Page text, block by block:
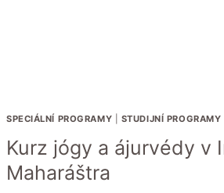
SPECIÁLNÍ PROGRAMY STUDIJNÍ PROGRAMY
Kurz jógy a ájurvédy v
Maharáštra